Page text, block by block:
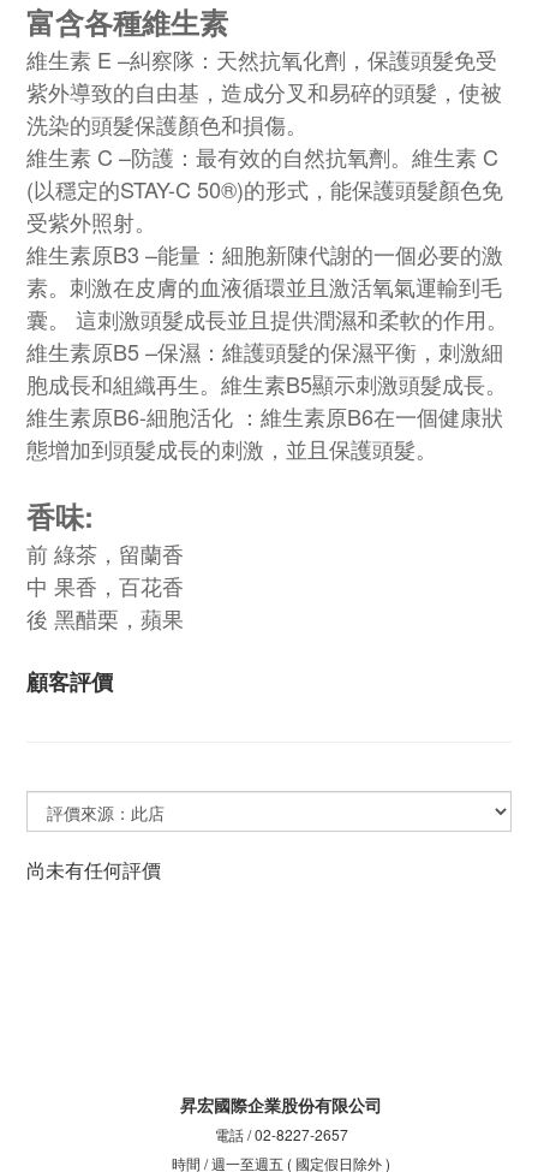
富含各種維生素
維生素 E –糾察隊：天然抗氧化劑，保護頭髮免受
紫外導致的自由基，造成分叉和易碎的頭髮，使被
洗染的頭髮保護顏色和損傷。
維生素 C –防護：最有效的自然抗氧劑。維生素 C
(以穩定的STAY-C 50®)的形式，能保護頭髮顏色免
受紫外照射。
維生素原B3 –能量：細胞新陳代謝的一個必要的激
素。刺激在皮膚的血液循環並且激活氧氣運輸到毛
囊。 這刺激頭髮成長並且提供潤濕和柔軟的作用。
維生素原B5 –保濕：維護頭髮的保濕平衡，刺激細
胞成長和組織再生。維生素B5顯示刺激頭髮成長。
維生素原B6-細胞活化 ：維生素原B6在一個健康狀
態增加到頭髮成長的刺激，並且保護頭髮。
香味:
前 綠茶，留蘭香
中 果香，百花香
後 黑醋栗，蘋果
顧客評價
尚未有任何評價
昇宏國際企業股份有限公司
電話 / 02-8227-2657
時間 / 週一至週五 ( 國定假日除外 )